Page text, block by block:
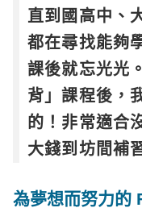
直到國高中、
都在尋找能夠
課後就忘光光
背」課程後，
的！非常適合
大錢到坊間補
為夢想而努力的